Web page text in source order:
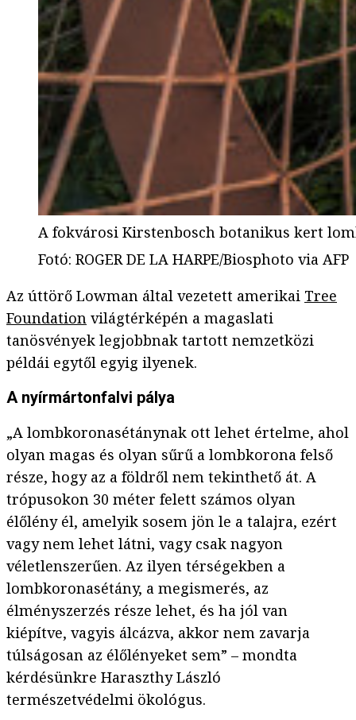
A fokvárosi Kirstenbosch botanikus kert
Fotó: ROGER DE LA HARPE/Biosphoto via AFP
Az úttörő Lowman által vezetett amerikai Tree
Foundation világtérképén a magaslati
tanösvények legjobbnak tartott nemzetközi
példái egytől egyig ilyenek.
A nyírmártonfalvi pálya
„A lombkoronasétánynak ott lehet értelme, ahol
olyan magas és olyan sűrű a lombkorona felső
része, hogy az a földről nem tekinthető át. A
trópusokon 30 méter felett számos olyan
élőlény él, amelyik sosem jön le a talajra, ezért
vagy nem lehet látni, vagy csak nagyon
véletlenszerűen. Az ilyen térségekben a
lombkoronasétány, a megismerés, az
élményszerzés része lehet, és ha jól van
kiépítve, vagyis álcázva, akkor nem zavarja
túlságosan az élőlényeket sem” – mondta
kérdésünkre Haraszthy László
természetvédelmi ökológus.